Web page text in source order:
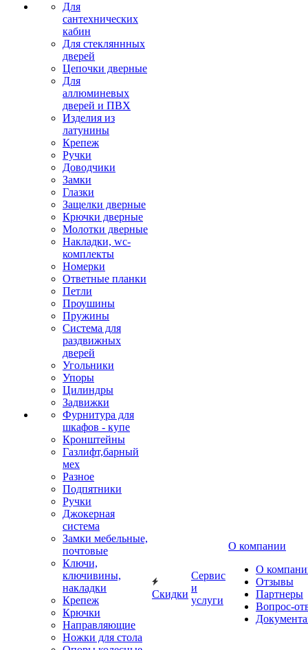
Для
сантехнических
кабин
Для стекляннных
дверей
Цепочки дверные
Для
аллюминевых
дверей и ПВХ
Изделия из
латунины
Крепеж
Ручки
Доводчики
Замки
Глазки
Защелки дверные
Крючки дверные
Молотки дверные
Накладки, wc-
комплекты
Номерки
Ответные планки
Петли
Проушины
Пружины
Система для
раздвижных
дверей
Угольники
Упоры
Цилиндры
Задвижки
Фурнитура для
шкафов - купе
Кронштейны
Газлифт,барный
мех
Разное
Подпятники
Ручки
Джокерная
система
Замки мебельные,
почтовые
Ключи,
ключивины,
накладки
Крепеж
Крючки
Направляющие
Ножки для стола
Скидки
Сервис
и
услуги
О компании
О
Отзывы
Партнеры
Вопрос-